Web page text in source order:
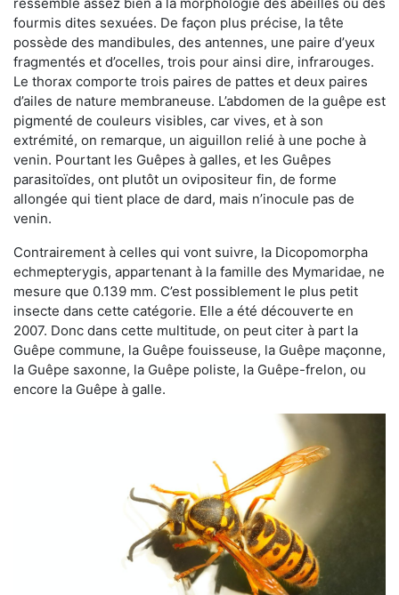
fourmis dites sexuées. De façon plus précise, la tête
possède des mandibules, des antennes, une paire d’yeux
fragmentés et d’ocelles, trois pour ainsi dire, infrarouges.
Le thorax comporte trois paires de pattes et deux paires
d’ailes de nature membraneuse. L’abdomen de la guêpe est
pigmenté de couleurs visibles, car vives, et à son
extrémité, on remarque, un aiguillon relié à une poche à
venin. Pourtant les Guêpes à galles, et les Guêpes
parasitoïdes, ont plutôt un ovipositeur fin, de forme
allongée qui tient place de dard, mais n’inocule pas de
venin.
Contrairement à celles qui vont suivre, la Dicopomorpha
echmepterygis, appartenant à la famille des Mymaridae, ne
mesure que 0.139 mm. C’est possiblement le plus petit
insecte dans cette catégorie. Elle a été découverte en
2007. Donc dans cette multitude, on peut citer à part la
Guêpe commune, la Guêpe fouisseuse, la Guêpe maçonne,
la Guêpe saxonne, la Guêpe poliste, la Guêpe-frelon, ou
encore la Guêpe à galle.